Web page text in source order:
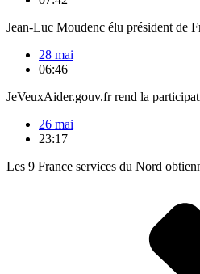
Jean-Luc Moudenc élu président de
28 mai
06:46
JeVeuxAider.gouv.fr rend la
26 mai
23:17
Les 9 France services du Nord